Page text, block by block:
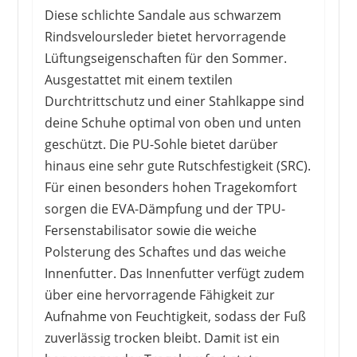
Diese schlichte Sandale aus schwarzem
Rindsveloursleder bietet hervorragende
Lüftungseigenschaften für den Sommer.
Ausgestattet mit einem textilen
Durchtrittschutz und einer Stahlkappe sind
deine Schuhe optimal von oben und unten
geschützt. Die PU-Sohle bietet darüber
hinaus eine sehr gute Rutschfestigkeit (SRC).
Für einen besonders hohen Tragekomfort
sorgen die EVA-Dämpfung und der TPU-
Fersenstabilisator sowie die weiche
Polsterung des Schaftes und das weiche
Innenfutter. Das Innenfutter verfügt zudem
über eine hervorragende Fähigkeit zur
Aufnahme von Feuchtigkeit, sodass der Fuß
zuverlässig trocken bleibt. Damit ist ein